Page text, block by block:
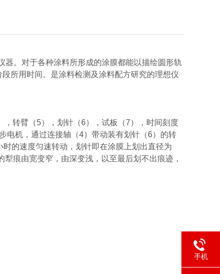
器。对于各种涂料所形成的涂膜都能以描绘圆形轨
所用时间。是涂料检测及涂料配方研究的理想仪
转臂（5），划针（6），试板（7），时间刻度
电机，通过连接轴（4）带动装有划针（6）的转
的速度匀速转动，划针即在涂膜上划出直径为
痕由宽变窄，由深变浅，以至最后划不出痕迹，
手机